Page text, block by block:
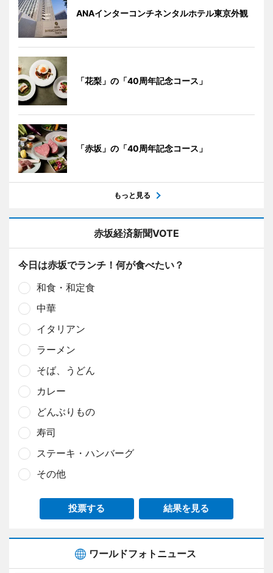
ANAインターコンチネンタルホテル東京外観
「花梨」の「40周年記念コース」
「赤坂」の「40周年記念コース」
もっと見る
赤坂経済新聞VOTE
今日は赤坂でランチ！何が食べたい？
和食・和定食
中華
イタリアン
ラーメン
そば、うどん
カレー
どんぶりもの
寿司
ステーキ・ハンバーグ
その他
投票する 結果を見る
ワールドフォトニュース